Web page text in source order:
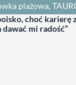
plażowa,
choć karierę
dawać mi radość”